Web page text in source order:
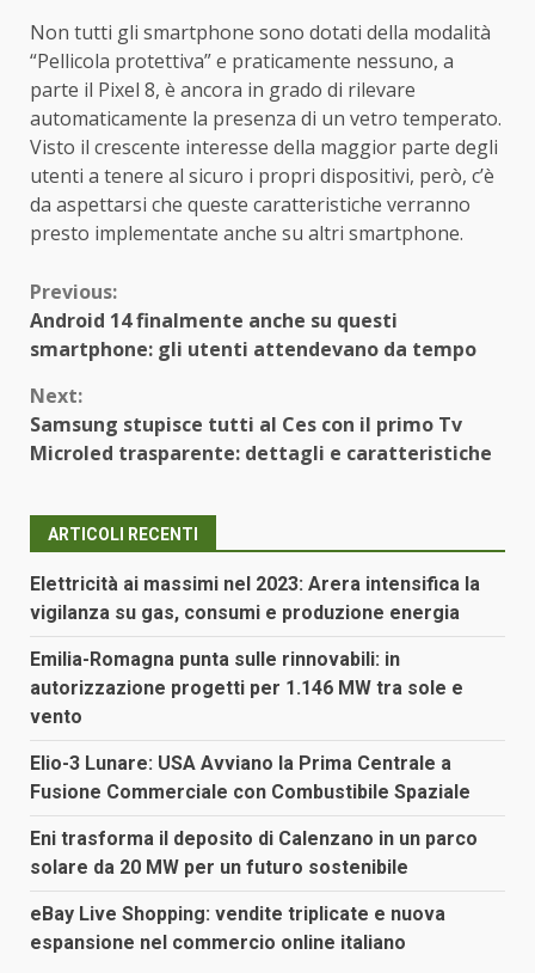
Non tutti gli smartphone sono dotati della modalità
“Pellicola protettiva” e praticamente nessuno, a
parte il Pixel 8, è ancora in grado di rilevare
automaticamente la presenza di un vetro temperato.
Visto il crescente interesse della maggior parte degli
utenti a tenere al sicuro i propri dispositivi, però, c’è
da aspettarsi che queste caratteristiche verranno
presto implementate anche su altri smartphone.
Continue
Reading
Previous:
Android 14 finalmente anche su questi
smartphone: gli utenti attendevano da tempo
Next:
Samsung stupisce tutti al Ces con il primo Tv
Microled trasparente: dettagli e caratteristiche
ARTICOLI RECENTI
Elettricità ai massimi nel 2023: Arera intensifica la
vigilanza su gas, consumi e produzione energia
Emilia-Romagna punta sulle rinnovabili: in
autorizzazione progetti per 1.146 MW tra sole e
vento
Elio-3 Lunare: USA Avviano la Prima Centrale a
Fusione Commerciale con Combustibile Spaziale
Eni trasforma il deposito di Calenzano in un parco
solare da 20 MW per un futuro sostenibile
eBay Live Shopping: vendite triplicate e nuova
espansione nel commercio online italiano